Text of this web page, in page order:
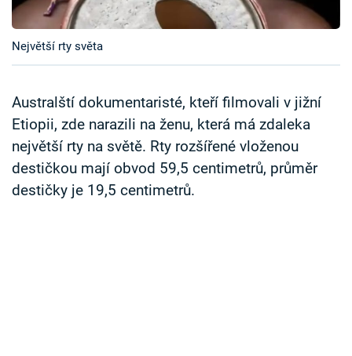
Časopis
Sledujte prima+
Přihlášení
Sledujte nás
Největší rty světa
Australští dokumentaristé, kteří filmovali v jižní
Etiopii, zde narazili na ženu, která má zdaleka
největší rty na světě. Rty rozšířené vloženou
destičkou mají obvod 59,5 centimetrů, průměr
destičky je 19,5 centimetrů.